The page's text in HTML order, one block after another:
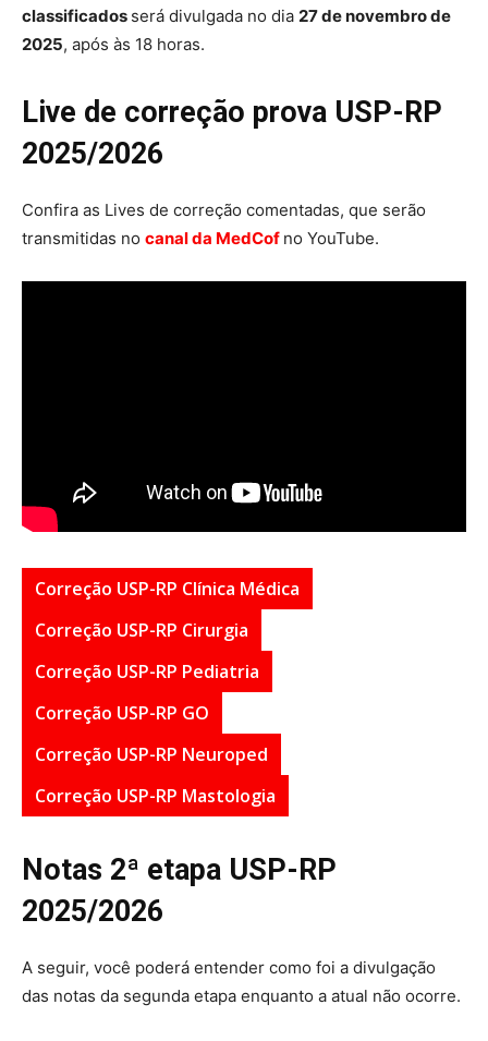
classificados será divulgada no dia 27 de novembro de
2025, após às 18 horas.
Live de correção prova USP-RP
2025/2026
Confira as Lives de correção comentadas, que serão
transmitidas no canal da MedCof no YouTube.
Correção USP-RP Clínica Médica
Correção USP-RP Cirurgia
Correção USP-RP Pediatria
Correção USP-RP GO
Correção USP-RP Neuroped
Correção USP-RP Mastologia
Notas 2ª etapa USP-RP
2025/2026
A seguir, você poderá entender como foi a divulgação
das notas da segunda etapa enquanto a atual não ocorre.